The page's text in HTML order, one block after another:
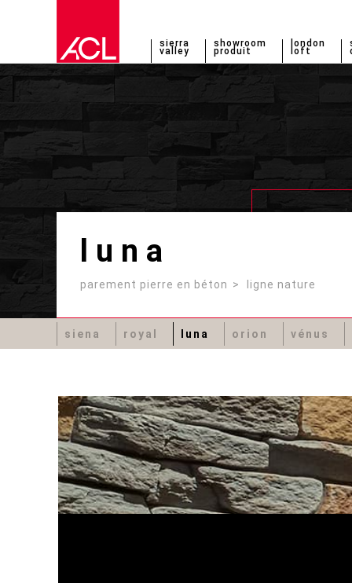
sierra
valley
showroom
produit
london
loft
luna
parement pierre en béton ligne nature
siena royal luna orion vénus